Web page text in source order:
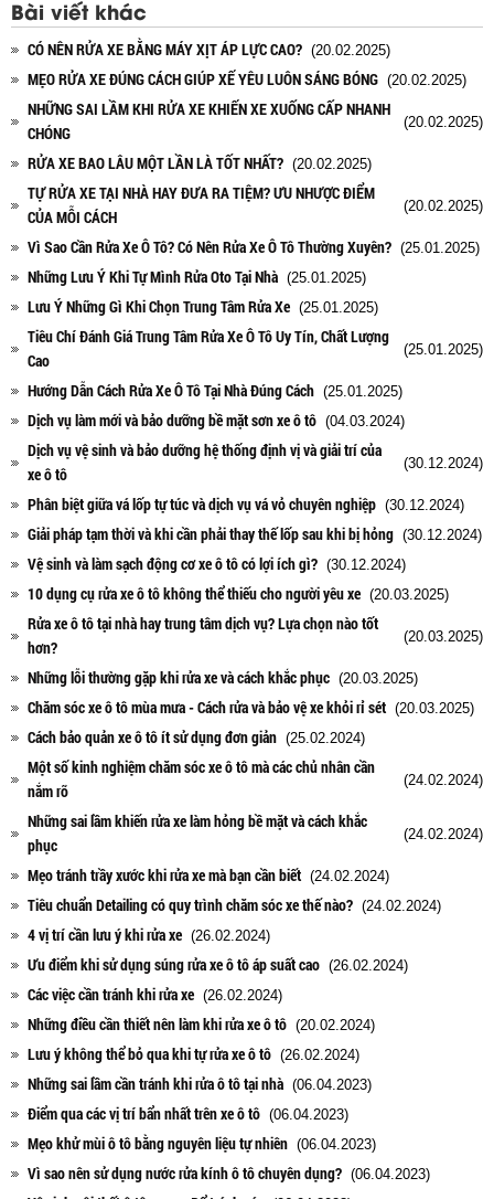
Bài viết khác
CÓ NÊN RỬA XE BẰNG MÁY XỊT ÁP LỰC CAO? (20.02.2025)
MẸO RỬA XE ĐÚNG CÁCH GIÚP XẾ YÊU LUÔN SÁNG BÓNG (20.02.2025)
NHỮNG SAI LẦM KHI RỬA XE KHIẾN XE XUỐNG CẤP NHANH
CHÓNG
(20.02.2025)
RỬA XE BAO LÂU MỘT LẦN LÀ TỐT NHẤT? (20.02.2025)
TỰ RỬA XE TẠI NHÀ HAY ĐƯA RA TIỆM? ƯU NHƯỢC ĐIỂM
CỦA MỖI CÁCH
(20.02.2025)
Vì Sao Cần Rửa Xe Ô Tô? Có Nên Rửa Xe Ô Tô Thường Xuyên? (25.01.2025)
Những Lưu Ý Khi Tự Mình Rửa Oto Tại Nhà (25.01.2025)
Lưu Ý Những Gì Khi Chọn Trung Tâm Rửa Xe (25.01.2025)
Tiêu Chí Đánh Giá Trung Tâm Rửa Xe Ô Tô Uy Tín, Chất Lượng
Cao
(25.01.2025)
Hướng Dẫn Cách Rửa Xe Ô Tô Tại Nhà Đúng Cách (25.01.2025)
Dịch vụ làm mới và bảo dưỡng bề mặt sơn xe ô tô (04.03.2024)
Dịch vụ vệ sinh và bảo dưỡng hệ thống định vị và giải trí của
xe ô tô
(30.12.2024)
Phân biệt giữa vá lốp tự túc và dịch vụ vá vỏ chuyên nghiệp (30.12.2024)
Giải pháp tạm thời và khi cần phải thay thế lốp sau khi bị hỏng (30.12.2024)
Vệ sinh và làm sạch động cơ xe ô tô có lợi ích gì? (30.12.2024)
10 dụng cụ rửa xe ô tô không thể thiếu cho người yêu xe (20.03.2025)
Rửa xe ô tô tại nhà hay trung tâm dịch vụ? Lựa chọn nào tốt
hơn?
(20.03.2025)
Những lỗi thường gặp khi rửa xe và cách khắc phục (20.03.2025)
Chăm sóc xe ô tô mùa mưa - Cách rửa và bảo vệ xe khỏi rỉ sét (20.03.2025)
Cách bảo quản xe ô tô ít sử dụng đơn giản (25.02.2024)
Một số kinh nghiệm chăm sóc xe ô tô mà các chủ nhân cần
nắm rõ
(24.02.2024)
Những sai lầm khiến rửa xe làm hỏng bề mặt và cách khắc
phục
(24.02.2024)
Mẹo tránh trầy xước khi rửa xe mà bạn cần biết (24.02.2024)
Tiêu chuẩn Detailing có quy trình chăm sóc xe thế nào? (24.02.2024)
4 vị trí cần lưu ý khi rửa xe (26.02.2024)
Ưu điểm khi sử dụng súng rửa xe ô tô áp suất cao (26.02.2024)
Các việc cần tránh khi rửa xe (26.02.2024)
Những điều cần thiết nên làm khi rửa xe ô tô (20.02.2024)
Lưu ý không thể bỏ qua khi tự rửa xe ô tô (26.02.2024)
Những sai lầm cần tránh khi rửa ô tô tại nhà (06.04.2023)
Điểm qua các vị trí bẩn nhất trên xe ô tô (06.04.2023)
Mẹo khử mùi ô tô bằng nguyên liệu tự nhiên (06.04.2023)
Vì sao nên sử dụng nước rửa kính ô tô chuyên dụng? (06.04.2023)